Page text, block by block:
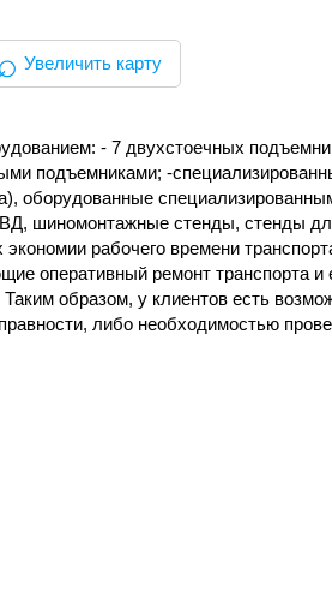
⌕ Увеличить карту
- 7 двухстоечных
подъемниками; -
оборудованные
шиномонтажные стенды, стенды
экономии рабочего времени
оперативный ремонт транспорта и
образом, у клиентов есть
либо необходимостью